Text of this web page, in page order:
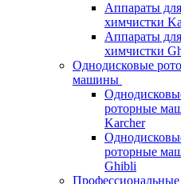
Аппараты для
химчистки
Аппараты для
химчистки
Однодисковые
машины
роторные
Karcher
роторные
Ghibli
Профессиональные